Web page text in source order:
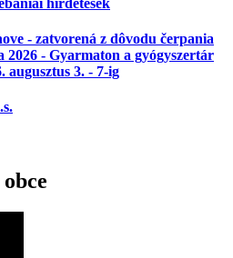
- zatvorená z dôvodu čerpania
2026 - Gyarmaton a gyógyszertár
augusztus 3. - 7-ig